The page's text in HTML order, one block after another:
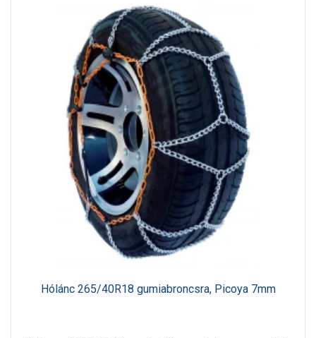
Hólánc 265/40R18 gumiabroncsra, Picoya 7mm